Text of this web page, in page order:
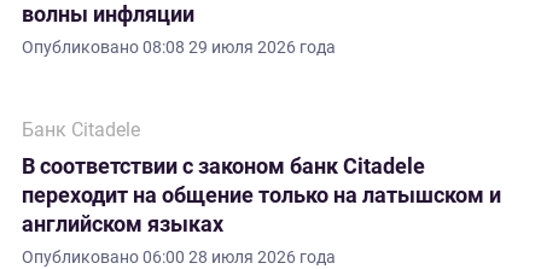
волны инфляции
Опубликовано08:08 29 июля 2026 года
Банк Citadele
В соответствии с законом банк Citadele
переходит на общение только на латышском и
английском языках
Опубликовано06:00 28 июля 2026 года